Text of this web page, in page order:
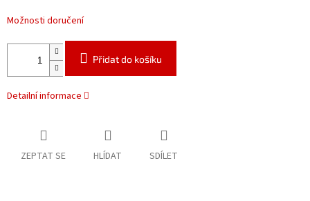
Možnosti doručení
Přidat do košíku
Detailní informace
ZEPTAT SE HLÍDAT SDÍLET